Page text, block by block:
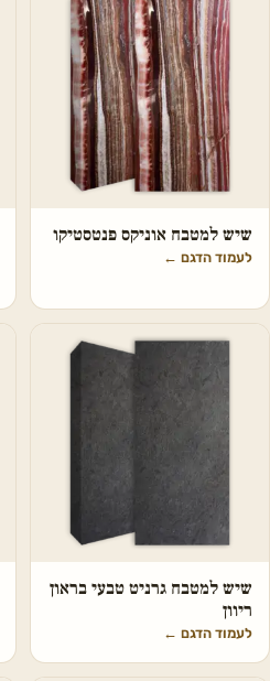
שיש למטבח אוניקס פנטסטיקו
לעמוד הדגם ←
שיש למטבח גרניט טבעי בראון
ריוון
לעמוד הדגם ←